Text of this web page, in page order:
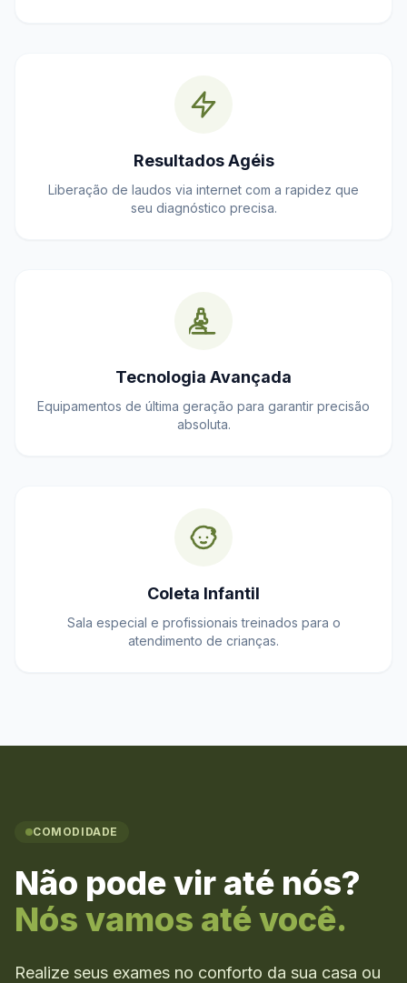
Resultados Agéis
Liberação de laudos via internet com a rapidez que
seu diagnóstico precisa.
Tecnologia Avançada
Equipamentos de última geração para garantir precisão
absoluta.
Coleta Infantil
Sala especial e profissionais treinados para o
atendimento de crianças.
COMODIDADE
Não pode vir até nós?
Nós vamos até você.
Realize seus exames no conforto da sua casa ou